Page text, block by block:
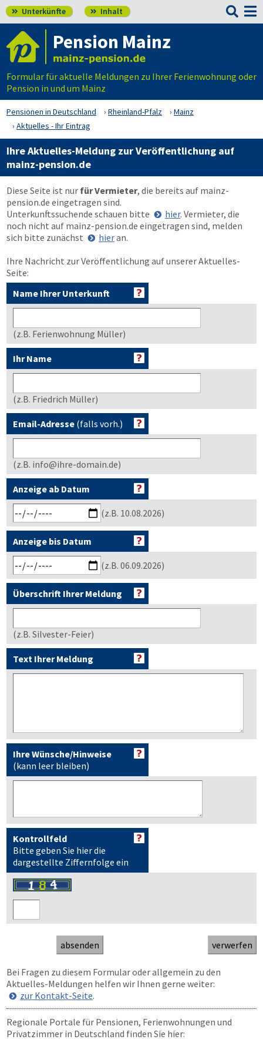
 Unterkünfte  Inhalt 
Pension Mainz
Formular für aktuelle Meldungen zu Ihrer Ferienwohnung oder
Pension in und um Mainz
Pensionen in Deutschland Rheinland-Pfalz
Mainz
Aktuelles - Ihr Eintrag
Ihre Aktuelles-Meldung zur Veröffentlichung auf
mainz-pension.de
Diese Seite ist nur für Vermieter, die bereits auf mainz-
pension.de eingetragen sind.
Unterkunftssuchende schauen bitte
hier. Vermieter, die
noch nicht auf mainz-pension.de eingetragen sind, melden
sich bitte zunächst
hieran.
Ihre Nachricht zur Veröffentlichung auf unserer Aktuelles-
Seite:
Name Ihrer Unterkunft
(z.B. Ferienwohnung Müller)
Ihr Name
(z.B. Friedrich Müller)
Email-Adresse (falls vorh.)
(z.B. info@ihre-domain.de)
Anzeige ab Datum
(z.B. 10.08.2026)
Anzeige bis Datum
(z.B. 06.09.2026)
Überschrift Ihrer Meldung
(z.B. Silvester-Feier)
Text Ihrer Meldung
Ihre Wünsche/Hinweise
(kann leer bleiben)
Kontrollfeld
Bitte geben Sie hier die
dargestellte Ziffernfolge ein
Bei Fragen zu diesem Formular oder allgemein zu den
Aktuelles-Meldungen helfen wir Ihnen gerne weiter:
zur Kontakt-Seite.
Regionale Portale für Pensionen, Ferienwohnungen und
Privatzimmer in Deutschland finden Sie hier: